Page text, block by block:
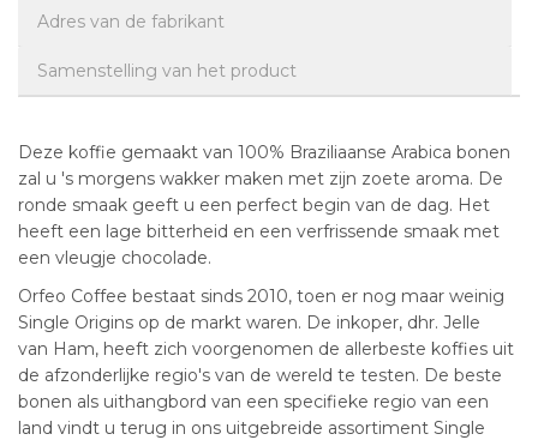
Adres van de fabrikant
Samenstelling van het product
Deze koffie gemaakt van 100% Braziliaanse Arabica bonen
zal u 's morgens wakker maken met zijn zoete aroma. De
ronde smaak geeft u een perfect begin van de dag. Het
heeft een lage bitterheid en een verfrissende smaak met
een vleugje chocolade.
Orfeo Coffee bestaat sinds 2010, toen er nog maar weinig
Single Origins op de markt waren. De inkoper, dhr. Jelle
van Ham, heeft zich voorgenomen de allerbeste koffies uit
de afzonderlijke regio's van de wereld te testen. De beste
bonen als uithangbord van een specifieke regio van een
land vindt u terug in ons uitgebreide assortiment Single